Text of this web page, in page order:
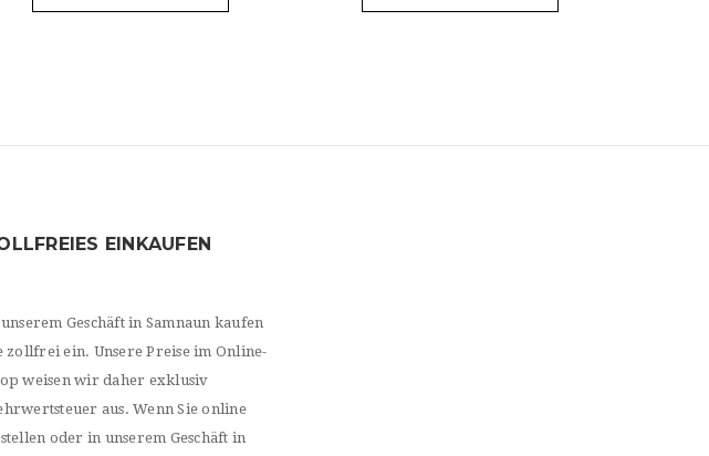
EINKAUFEN
Geschäft in Samnaun kaufen
zollfrei ein. Unsere Preise im Online-
weisen wir daher exklusiv
aus. Wenn Sie online
oder in unserem Geschäft in